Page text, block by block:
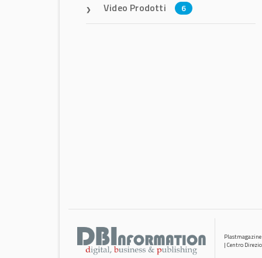
Video Prodotti 6
| Centro